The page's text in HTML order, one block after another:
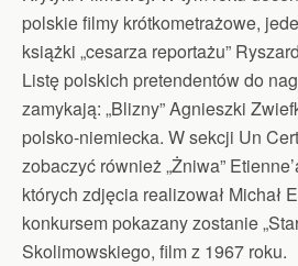
polskie filmy krótkometrażowe,
książki „cesarza reportażu”
Listę polskich pretendentów do
zamykają: „Blizny” Agnieszki
polsko-niemiecka. W sekcji Un
zobaczyć również „Żniwa”
których zdjęcia realizował Michał
konkursem pokazany zostanie
Skolimowskiego, film z 1967 roku.